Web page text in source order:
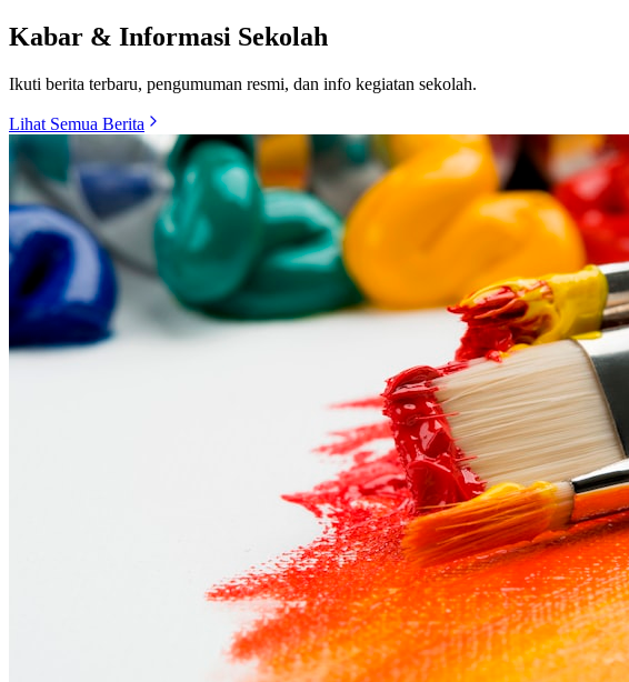
Kabar & Informasi Sekolah
Ikuti berita terbaru, pengumuman resmi, dan info kegiatan sekolah.
Lihat Semua Berita